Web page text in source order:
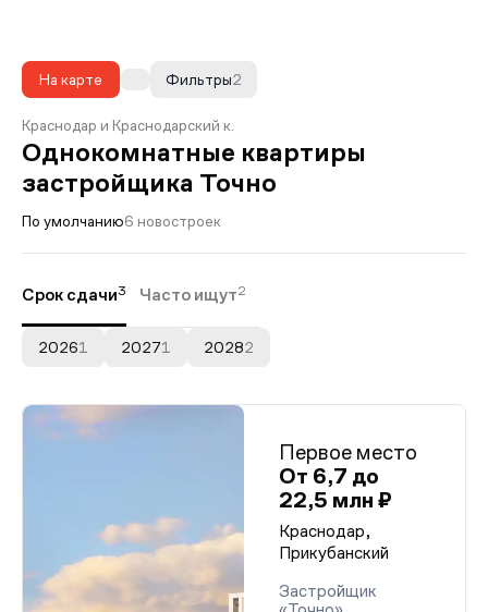
На карте 2
Фильтры
Краснодар и Краснодарский к.
Однокомнатные квартиры
застройщика Точно
По умолчанию6 новостроек
Срок сдачи3 Часто ищут2
20261 20271 20282
Первое место
От 6,7 до
22,5 млн ₽
Краснодар,
Прикубанский
Застройщик